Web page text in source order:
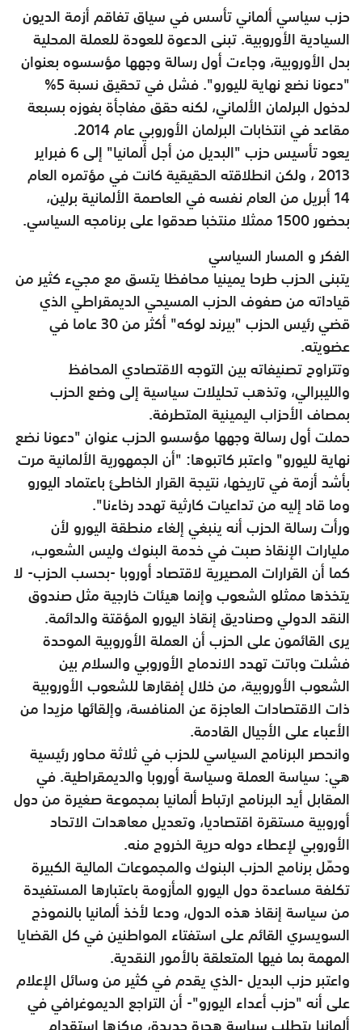
حزب سياسي ألماني تأسس في سياق تفاقم أزمة الديون
السيادية الأوروبية. تبنى الدعوة للعودة للعملة المحلية
بدل الأوروبية، وجاءت أول رسالة وجهها مؤسسوه بعنوان
"دعونا نضع نهاية لليورو". فشل في تحقيق نسبة 5%
لدخول البرلمان الألماني، لكنه حقق مفاجأة بفوزه بسبعة
مقاعد في انتخابات البرلمان الأوروبي عام 2014.
يعود تأسيس حزب "البديل من أجل ألمانيا" إلى 6 فبراير
2013 ، ولكن انطلاقته الحقيقية كانت في مؤتمره العام
14 أبريل من العام نفسه في العاصمة الألمانية برلين،
بحضور 1500 ممثلا منتخبا صدقوا على برنامجه السياسي.
الفكر و المسار السياسي
يتبنى الحزب طرحا يمينيا محافظا يتسق مع مجيء كثير من
قياداته من صفوف الحزب المسيحي الديمقراطي الذي
قضي رئيس الحزب "بيرند لوكه" أكثر من 30 عاما في
عضويته.
وتتراوح تصنيفاته بين التوجه الاقتصادي المحافظ
والليبرالي، وتذهب تحليلات سياسية إلى وضع الحزب
بمصاف الأحزاب اليمينية المتطرفة.
حملت أول رسالة وجهها مؤسسو الحزب عنوان "دعونا نضع
نهاية لليورو" واعتبر كاتبوها: "أن الجمهورية الألمانية مرت
بأشد أزمة في تاريخها، نتيجة القرار الخاطئ باعتماد اليورو
وما قاد إليه من تداعيات كارثية تهدد رخاءنا".
ورأت رسالة الحزب أنه ينبغي إلغاء منطقة اليورو لأن
مليارات الإنقاذ صبت في خدمة البنوك وليس الشعوب،
كما أن القرارات المصيرية لاقتصاد أوروبا -بحسب الحزب- لا
يتخذها ممثلو الشعوب وإنما هيئات خارجية مثل صندوق
النقد الدولي وصناديق إنقاذ اليورو المؤقتة والدائمة.
يرى القائمون على الحزب أن العملة الأوروبية الموحدة
فشلت وباتت تهدد الاندماج الأوروبي والسلام بين
الشعوب الأوروبية، من خلال إفقارها للشعوب الأوروبية
ذات الاقتصادات العاجزة عن المنافسة، وإلقائها مزيدا من
الأعباء على الأجيال القادمة.
وانحصر البرنامج السياسي للحزب في ثلاثة محاور رئيسية
هي: سياسة العملة وسياسة أوروبا والديمقراطية. في
المقابل أيد البرنامج ارتباط ألمانيا بمجموعة صغيرة من دول
أوروبية مستقرة اقتصاديا، وتعديل معاهدات الاتحاد
الأوروبي لإعطاء دوله حرية الخروج منه.
وحمّل برنامج الحزب البنوك والمجموعات المالية الكبيرة
تكلفة مساعدة دول اليورو المأزومة باعتبارها المستفيدة
من سياسة إنقاذ هذه الدول، ودعا لأخذ ألمانيا بالنموذج
السويسري القائم على استفتاء المواطنين في كل القضايا
المهمة بما فيها المتعلقة بالأمور النقدية.
واعتبر حزب البديل -الذي يقدم في كثير من وسائل الإعلام
على أنه "حزب أعداء اليورو"- أن التراجع الديموغرافي في